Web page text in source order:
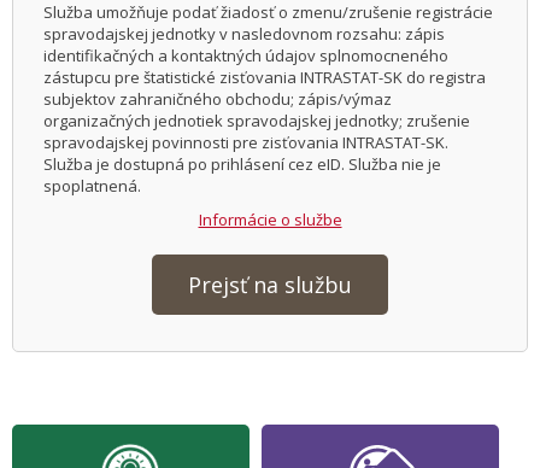
Služba umožňuje podať žiadosť o zmenu/zrušenie registrácie
spravodajskej jednotky v nasledovnom rozsahu: zápis
identifikačných a kontaktných údajov splnomocneného
zástupcu pre štatistické zisťovania INTRASTAT-SK do registra
subjektov zahraničného obchodu; zápis/výmaz
organizačných jednotiek spravodajskej jednotky; zrušenie
spravodajskej povinnosti pre zisťovania INTRASTAT-SK.
Služba je dostupná po prihlásení cez eID. Služba nie je
spoplatnená.
Informácie o službe
Prejsť na službu